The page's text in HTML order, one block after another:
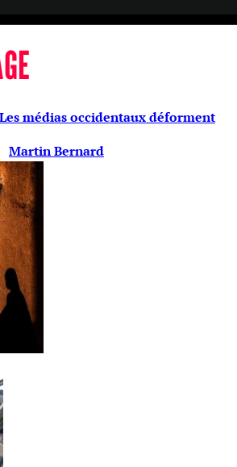
médias occidentaux déforment
Martin Bernard